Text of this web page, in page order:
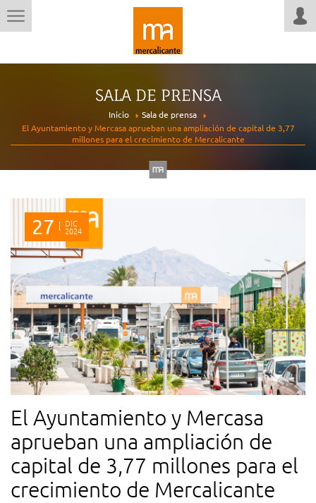
SALA DE PRENSA
Inicio
Sala de prensa
El Ayuntamiento y Mercasa aprueban una ampliación de capital de 3,77
millones para el crecimiento de Mercalicante
27 DIC
2024
El Ayuntamiento y Mercasa
aprueban una ampliación de
capital de 3,77 millones para el
crecimiento de Mercalicante